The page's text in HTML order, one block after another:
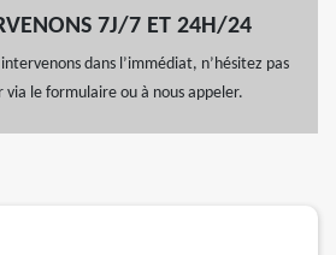
7J/7 ET 24H/24
dans l’immédiat, n’hésitez pas
via le formulaire ou à nous appeler.